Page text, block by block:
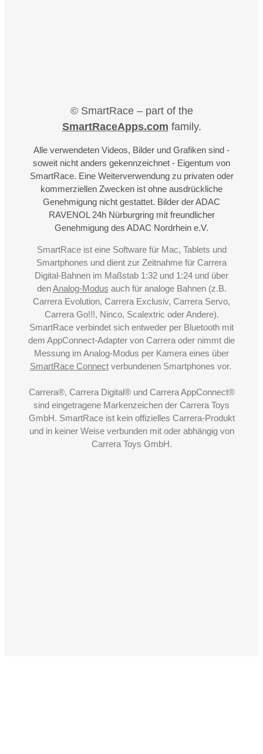
© SmartRace – part of the
SmartRaceApps.com family.
Alle verwendeten Videos, Bilder und Grafiken sind -
soweit nicht anders gekennzeichnet - Eigentum von
SmartRace. Eine Weiterverwendung zu privaten oder
kommerziellen Zwecken ist ohne ausdrückliche
Genehmigung nicht gestattet. Bilder der ADAC
RAVENOL 24h Nürburgring mit freundlicher
Genehmigung des ADAC Nordrhein e.V.
SmartRace ist eine Software für Mac, Tablets und
Smartphones und dient zur Zeitnahme für Carrera
Digital-Bahnen im Maßstab 1:32 und 1:24 und über
denAnalog-Modus auch für analoge Bahnen (z.B.
Carrera Evolution, Carrera Exclusiv, Carrera Servo,
Carrera Go!!!, Ninco, Scalextric oder Andere).
SmartRace verbindet sich entweder per Bluetooth mit
dem AppConnect-Adapter von Carrera oder nimmt die
Messung im Analog-Modus per Kamera eines über
SmartRace Connectverbundenen Smartphones vor.
Carrera®, Carrera Digital® und Carrera AppConnect®
sind eingetragene Markenzeichen der Carrera Toys
GmbH. SmartRace ist kein offizielles Carrera-Produkt
und in keiner Weise verbunden mit oder abhängig von
Carrera Toys GmbH.